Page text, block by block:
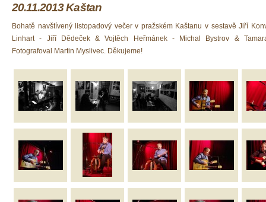
20.11.2013 Kaštan
Bohatě navštívený listopadový večer v pražském Kaštanu v sestavě Jiří
Linhart - Jiří Dědeček & Vojtěch Heřmánek - Michal Bystrov &
Fotografoval Martin Myslivec. Děkujeme!